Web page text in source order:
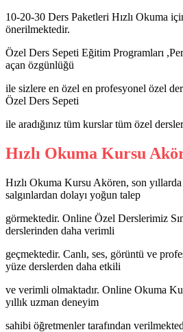
10-20-30 Ders Paketleri Hızlı Okuma
önerilmektedir.
Özel Ders Sepeti Eğitim Programları
açan özgünlüğü
ile sizlere en özel en profesyonel özel
Özel Ders Sepeti
ile aradığınız tüm kurslar tüm özel
Hızlı Okuma Kursu
Hızlı Okuma Kursu Akören, son
salgınlardan dolayı yoğun talep
görmektedir. Online Özel Derslerimiz
derslerinden daha verimli
geçmektedir. Canlı, ses, görüntü ve
yüze derslerden daha etkili
ve verimli olmaktadır. Online Okuma
yıllık uzman deneyim
sahibi öğretmenler tarafından